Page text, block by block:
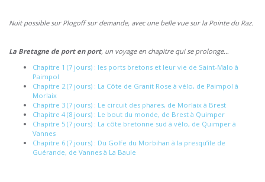
Nuit possible sur Plogoff sur demande, avec une belle vue sur la Pointe du Raz.
La Bretagne de port en port, un voyage en chapitre qui se prolonge…
Chapitre 1 (7 jours) : les ports bretons et leur vie de Saint-Malo à
Paimpol
Chapitre 2 (7 jours) : La Côte de Granit Rose à vélo, de Paimpol à
Morlaix
Chapitre 3 (7 jours) : Le circuit des phares, de Morlaix à Brest
Chapitre 4 (8 jours) : Le bout du monde, de Brest à Quimper
Chapitre 5 (7 jours) : La côte bretonne sud à vélo, de Quimper à
Vannes
Chapitre 6 (7 jours) : Du Golfe du Morbihan à la presqu’île de
Guérande, de Vannes à La Baule